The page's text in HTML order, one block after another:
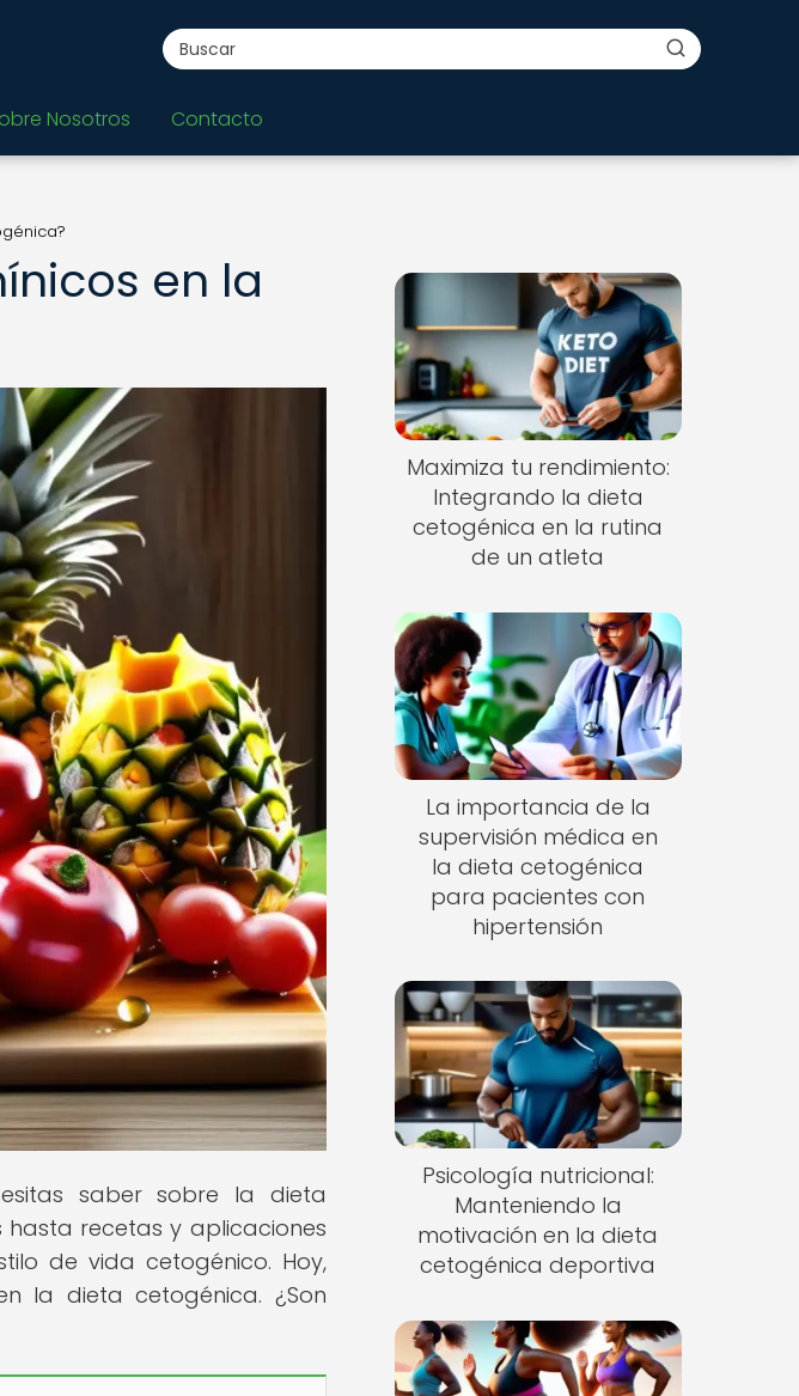
Nosotros Contacto
en la
saber sobre la dieta
recetas y aplicaciones
de vida cetogénico. Hoy,
la dieta cetogénica. ¿Son
Maximiza tu rendimiento:
Integrando la dieta
cetogénica en la rutina
de un atleta
La importancia de la
supervisión médica en
la dieta cetogénica
para pacientes con
hipertensión
Psicología nutricional:
Manteniendo la
motivación en la dieta
cetogénica deportiva